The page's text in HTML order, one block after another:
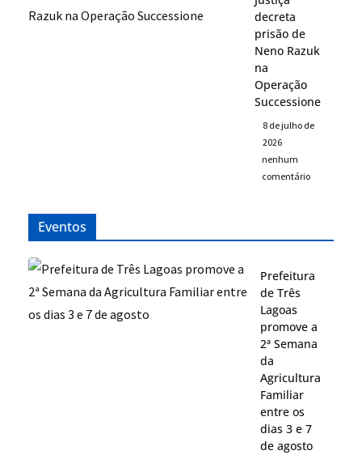
decreta
prisão de
Neno Razuk
na
Operação
Successione
8 de julho de
2026
nenhum
comentário
Eventos
Prefeitura
de Três
Lagoas
promove a
2ª Semana
da
Agricultura
Familiar
entre os
dias 3 e 7
de agosto